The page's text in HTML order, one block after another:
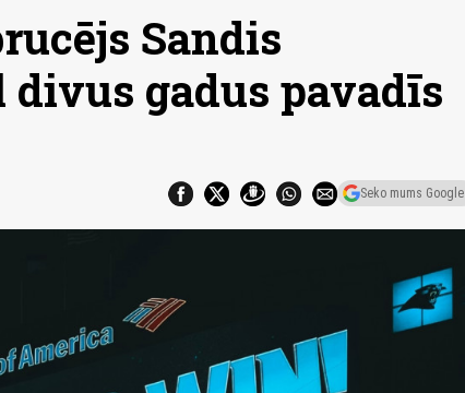
Sandis
gadus pavadīs
Seko mums Google